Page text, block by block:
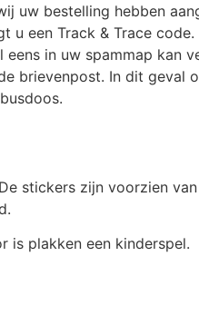
uw bestelling hebben
u een Track & Trace
eens in uw spammap kan
brievenpost. In dit geval
stickers zijn voorzien
is plakken een kinderspel.